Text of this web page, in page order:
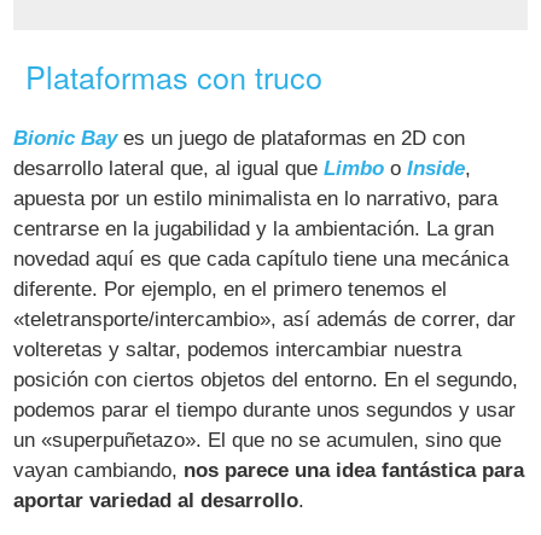
Plataformas con truco
Bionic Bayes un juego de plataformas en 2D con
desarrollo lateral que, al igual queLimbo oInside,
apuesta por un estilo minimalista en lo narrativo, para
centrarse en la jugabilidad y la ambientación. La gran
novedad aquí es que cada capítulo tiene una mecánica
diferente. Por ejemplo, en el primero tenemos el
«teletransporte/intercambio», así además de correr, dar
volteretas y saltar, podemos intercambiar nuestra
posición con ciertos objetos del entorno. En el segundo,
podemos parar el tiempo durante unos segundos y usar
un «superpuñetazo». El que no se acumulen, sino que
vayan cambiando, nos parece una idea fantástica para
aportar variedad al desarrollo.